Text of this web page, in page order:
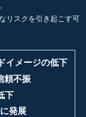
リスクを引き起こす可
イメージの低下
頼不振
下
発展